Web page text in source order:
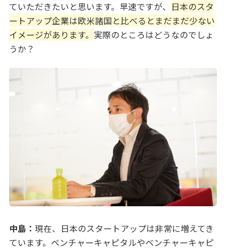
ていただきたいと思います。早速ですが、 日本のスタ
ートアップ企業は欧米諸国と比べるとまだまだ少ない
イメージがあります。 実際のところはどうなのでしょ
うか？
中島： 現在、日本のスタートアップは非常に増えてき
ています。ベンチャーキャピタルやベンチャーキャピ